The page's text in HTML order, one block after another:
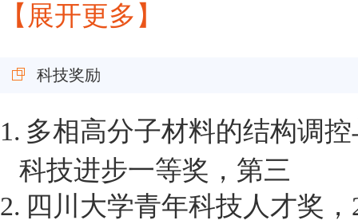
【展开更多】
科技奖励
1. 多相高分子材料的结构调
科技进步一等奖，第三
2. 四川大学青年科技人才奖，